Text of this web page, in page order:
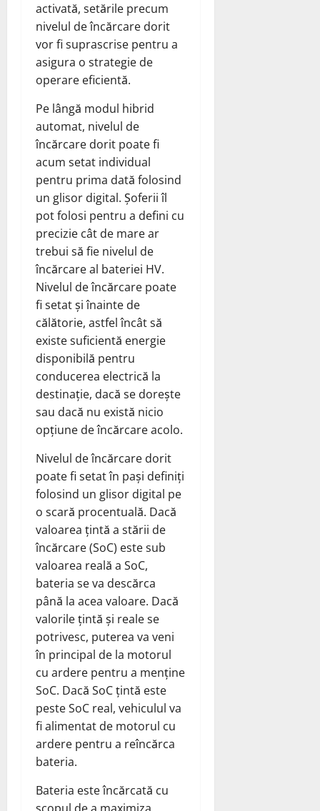
activată, setările precum
nivelul de încărcare dorit
vor fi suprascrise pentru a
asigura o strategie de
operare eficientă.
Pe lângă modul hibrid
automat, nivelul de
încărcare dorit poate fi
acum setat individual
pentru prima dată folosind
un glisor digital. Șoferii îl
pot folosi pentru a defini cu
precizie cât de mare ar
trebui să fie nivelul de
încărcare al bateriei HV.
Nivelul de încărcare poate
fi setat și înainte de
călătorie, astfel încât să
existe suficientă energie
disponibilă pentru
conducerea electrică la
destinație, dacă se dorește
sau dacă nu există nicio
opțiune de încărcare acolo.
Nivelul de încărcare dorit
poate fi setat în pași definiți
folosind un glisor digital pe
o scară procentuală. Dacă
valoarea țintă a stării de
încărcare (SoC) este sub
valoarea reală a SoC,
bateria se va descărca
până la acea valoare. Dacă
valorile țintă și reale se
potrivesc, puterea va veni
în principal de la motorul
cu ardere pentru a menține
SoC. Dacă SoC țintă este
peste SoC real, vehiculul va
fi alimentat de motorul cu
ardere pentru a reîncărca
bateria.
Bateria este încărcată cu